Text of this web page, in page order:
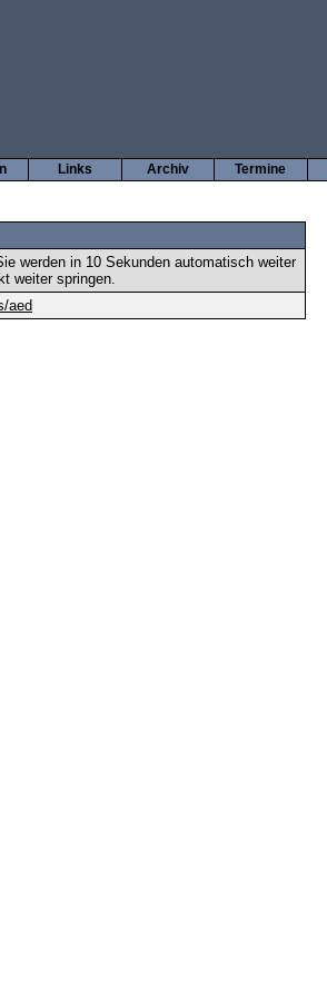
Termine
Archiv
Links
werden in 10 Sekunden automatisch weiter
weiter springen.
aed